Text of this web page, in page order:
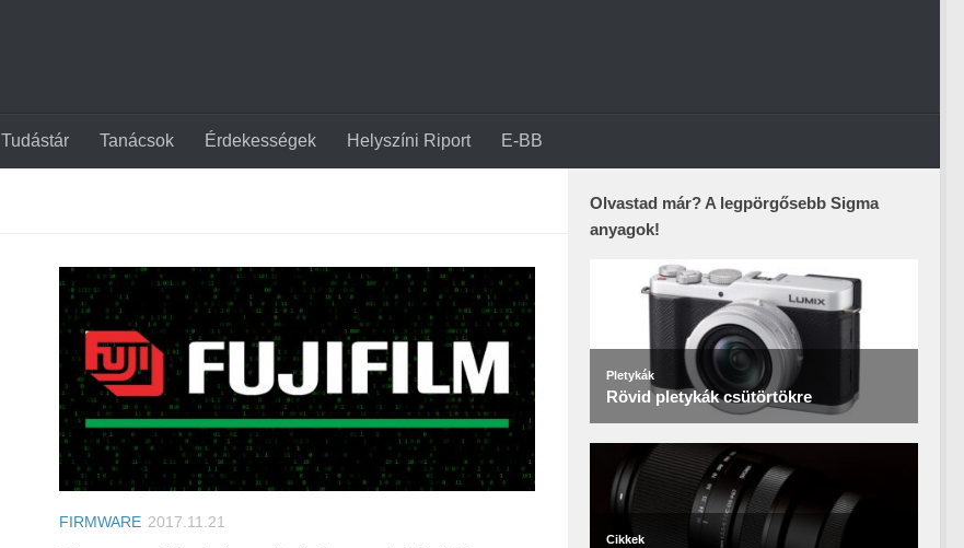
Tudástár Tanácsok Érdekességek Helyszíni Riport E-BB
FIRMWARE 2017.11.21
Olvastad már? A legpörgősebb Sigma
anyagok!